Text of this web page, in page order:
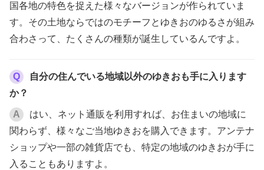
国各地の特色を捉えた様々なバージョンが作られていま
す。その土地ならではのモチーフとゆきおのゆるさが組み
合わさって、たくさんの種類が誕生しているんですよ。
Q
自分の住んでいる地域以外のゆきおも手に入ります
か？
A
はい、ネット通販を利用すれば、お住まいの地域に
関わらず、様々なご当地ゆきおを購入できます。アンテナ
ショップや一部の雑貨店でも、特定の地域のゆきおが手に
入ることもありますよ。